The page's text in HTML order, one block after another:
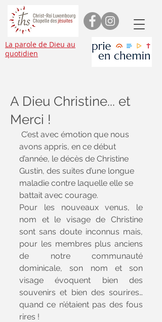
La parole de Dieu au
quotidien
A Dieu Christine... et
Merci !
avons appris, en ce début
d’année, le décès de Christine
Gustin, des suites d’une longue
maladie contre laquelle elle se
battait avec courage.
Pour les nouveaux venus, le
nom et le visage de Christine
sont sans doute inconnus mais,
pour les membres plus anciens
de notre communauté
dominicale, son nom et son
visage évoquent bien des
souvenirs et bien des sourires…
quand ce n’étaient pas des fous
rires !